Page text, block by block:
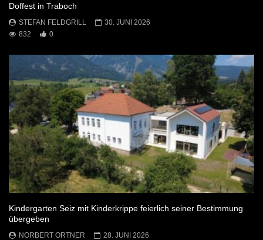
Doffest in Traboch
STEFAN FELDGRILL
30. JUNI 2026
832
0
Kindergarten Seiz mit Kinderkrippe feierlich seiner Bestimmung
übergeben
NORBERT ORTNER
28. JUNI 2026